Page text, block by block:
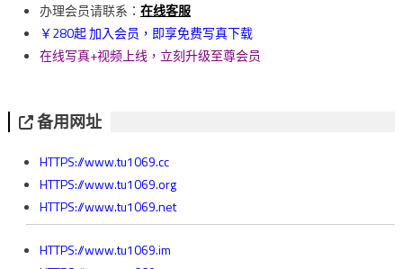
办理会员请联系： 在线客服
￥280起 加入会员，即享免费写真下载
在线写真+视频上线，立刻升级至尊会员
备用网址
HTTPS://www.tu1069.cc
HTTPS://www.tu1069.org
HTTPS://www.tu1069.net
HTTPS://www.tu1069.im